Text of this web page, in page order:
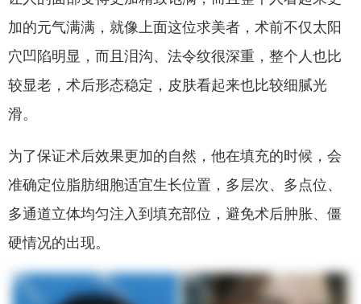
加的元气满满，就像上面这位求美者，术前不仅太阳
穴凹陷明显，而且泪沟、法令纹很深重，整个人也比
较显老，术后形态稳定，皮肤看起来也比较细腻光
滑。
为了保证术后效果更加的自然，他在填充的时候，会
准确定位脂肪细胞适宜生长位置，多层次、多点位、
多通道立体均匀注入到填充部位，避免术后肿胀、僵
硬情况的出现。